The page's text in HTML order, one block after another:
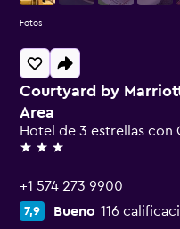
Courtyard by
Area
Hotel de 3 estrellas con
3 estrellas
+1 574 273 9900
7,9 Bueno 116
Fotos